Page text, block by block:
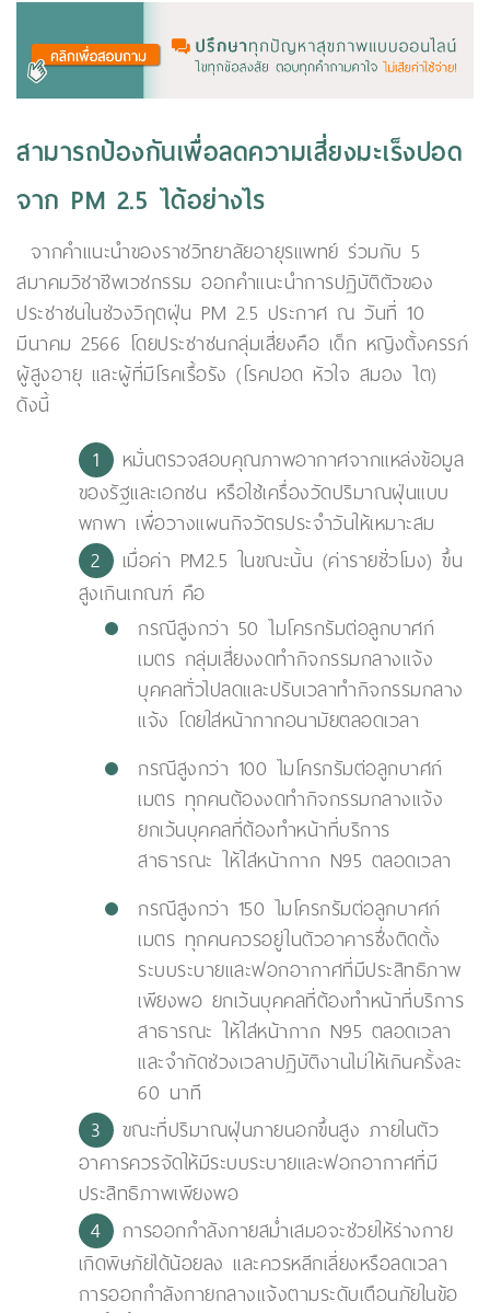
สามารถป้องกันเพื่อลดความเสี่ยงมะเร็งปอด
จาก PM 2.5 ได้อย่างไร
จากคำแนะนำของราชวิทยาลัยอายุรแพทย์ ร่วมกับ 5
สมาคมวิชาชีพเวชกรรม ออกคำแนะนำการปฏิบัติตัวของ
ประชาชนในช่วงวิฤตฝุ่น PM 2.5 ประกาศ ณ วันที่ 10
มีนาคม 2566 โดยประชาชนกลุ่มเสี่ยงคือ เด็ก หญิงตั้งครรภ์
ผู้สูงอายุ และผู้ที่มีโรคเรื้อรัง (โรคปอด หัวใจ สมอง ไต)
ดังนี้
หมั่นตรวจสอบคุณภาพอากาศจากแหล่งข้อมูล
ของรัฐและเอกชน หรือใช้เครื่องวัดปริมาณฝุ่นแบบ
พกพา เพื่อวางแผนกิจวัตรประจำวันให้เหมาะสม
เมื่อค่า PM2.5 ในขณะนั้น (ค่ารายชั่วโมง) ขึ้น
สูงเกินเกณฑ์ คือ
กรณีสูงกว่า 50 ไมโครกรัมต่อลูกบาศก์
เมตร กลุ่มเสี่ยงงดทำกิจกรรมกลางแจ้ง
บุคคลทั่วไปลดและปรับเวลาทำกิจกรรมกลาง
แจ้ง โดยใส่หน้ากากอนามัยตลอดเวลา
กรณีสูงกว่า 100 ไมโครกรัมต่อลูกบาศก์
เมตร ทุกคนต้องงดทำกิจกรรมกลางแจ้ง
ยกเว้นบุคคลที่ต้องทำหน้าที่บริการ
สาธารณะ ให้ใส่หน้ากาก N95 ตลอดเวลา
กรณีสูงกว่า 150 ไมโครกรัมต่อลูกบาศก์
เมตร ทุกคนควรอยู่ในตัวอาคารซึ่งติดตั้ง
ระบบระบายและฟอกอากาศที่มีประสิทธิภาพ
เพียงพอ ยกเว้นบุคคลที่ต้องทำหน้าที่บริการ
สาธารณะ ให้ใส่หน้ากาก N95 ตลอดเวลา
และจำกัดช่วงเวลาปฏิบัติงานไม่ให้เกินครั้งละ
60 นาที
ขณะที่ปริมาณฝุ่นภายนอกขึ้นสูง ภายในตัว
อาคารควรจัดให้มีระบบระบายและฟอกอากาศที่มี
ประสิทธิภาพเพียงพอ
การออกกำลังกายสม่ำเสมอจะช่วยให้ร่างกาย
เกิดพิษภัยได้น้อยลง และควรหลีกเลี่ยงหรือลดเวลา
การออกกำลังกายกลางแจ้งตามระดับเตือนภัยในข้อ